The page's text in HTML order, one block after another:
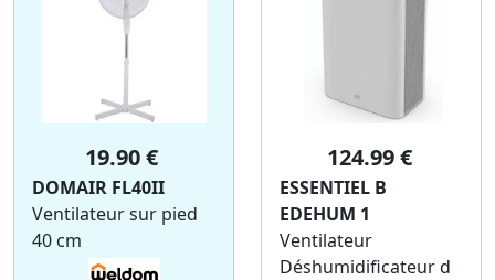
19.90 €
DOMAIR FL40II
Ventilateur sur pied
40 cm
124.99 €
ESSENTIEL B
EDEHUM 1
Ventilateur
Déshumidificateur d